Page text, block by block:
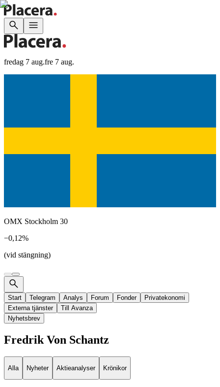
fredag 7 aug.fre 7 aug.
OMX Stockholm 30
−0,12%
(vid stängning)
Start Telegram Analys Forum Fonder
Privatekonomi
Externa tjänster
Till Avanza
Nyhetsbrev
Fredrik Von Schantz
Alla Nyheter Aktieanalyser Krönikor